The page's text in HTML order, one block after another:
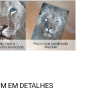
EM DETALHES